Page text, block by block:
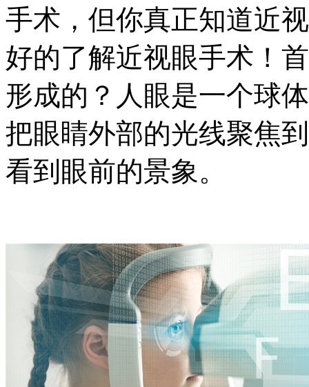
手术，但你真正知道近
好的了解近视眼手术！
形成的？人眼是一个球
把眼睛外部的光线聚焦
看到眼前的景象。